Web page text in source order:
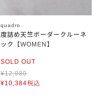
quadro
度詰め天竺ボーダークルーネ
ック【WOMEN】
SOLD OUT
¥12,980
¥10,384税込